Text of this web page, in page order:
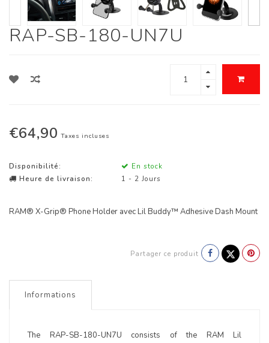
RAP-SB-180-UN7U
€64,90 Taxes incluses
Disponibilité:
En stock
Heure de livraison:
1 - 2 Jours
RAM® X-Grip® Phone Holder avec Lil Buddy™ Adhesive Dash Mount
Partager ce produit
Informations
The RAP-SB-180-UN7U consists of the RAM Lil